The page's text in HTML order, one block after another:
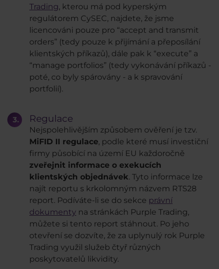
Trading, kterou má pod kyperským
regulátorem CySEC, najdete, že jsme
licencováni pouze pro “accept and transmit
orders” (tedy pouze k přijímání a přeposílání
klientských příkazů), dále pak k “execute” a
“manage portfolios” (tedy vykonávání příkazů -
poté, co byly spárovány - a k spravování
portfolií).
Regulace
Nejspolehlivějším způsobem ověření je tzv.
MiFID II regulace, podle které musí investiční
firmy působící na území EU každoročně
zveřejnit informace o exekucích
klientských objednávek. Tyto informace lze
najít reportu s krkolomným názvem RTS28
report. Podíváte-li se do sekce právní
dokumenty na stránkách Purple Trading,
můžete si tento report stáhnout. Po jeho
otevření se dozvíte, že za uplynulý rok Purple
Trading využil služeb čtyř různých
poskytovatelů likvidity.